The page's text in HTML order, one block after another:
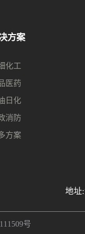
方案
化工
医药
日化
消防
方案
地址
号